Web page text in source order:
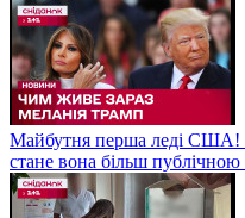
Майбутня перша леді США!
стане вона більш публічною